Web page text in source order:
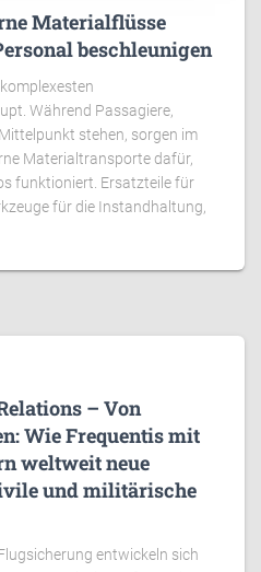
Materialflüsse
beschleunigen
Während Passagiere,
stehen, sorgen im
Materialtransporte dafür,
funktioniert. Ersatzteile für
für die Instandhaltung,
– Von
Wie Frequentis mit
weltweit neue
und militärische
entwickeln sich